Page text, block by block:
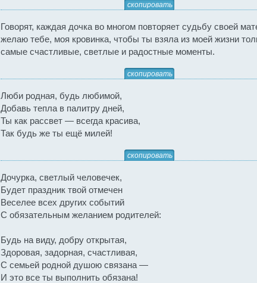
скопировать
Говорят, каждая дочка во многом повторяет судьбу своей
желаю тебе, моя кровинка, чтобы ты взяла из моей жизни
самые счастливые, светлые и радостные моменты.
скопировать
Люби родная, будь любимой,
Добавь тепла в палитру дней,
Ты как рассвет — всегда красива,
Так будь же ты ещё милей!
скопировать
Дочурка, светлый человечек,
Будет праздник твой отмечен
Веселее всех других событий
С обязательным желанием родителей:
Будь на виду, добру открытая,
Здоровая, задорная, счастливая,
С семьей родной душою связана —
И это все ты выполнить обязана!